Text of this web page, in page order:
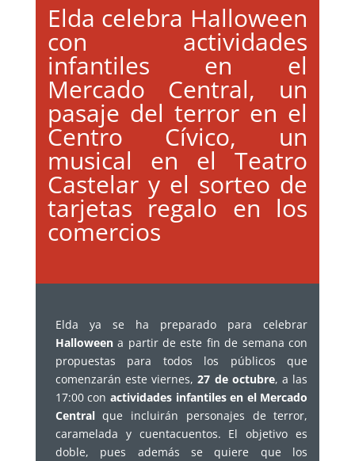
Elda celebra Halloween
con actividades
infantiles en el
Mercado Central, un
pasaje del terror en el
Centro Cívico, un
musical en el Teatro
Castelar y el sorteo de
tarjetas regalo en los
comercios
Elda ya se ha preparado para celebrar
Halloweena partir de este fin de semana con
propuestas para todos los públicos que
comenzarán este viernes,27 de octubre, a las
17:00 con actividades infantiles en el Mercado
Centralque incluirán personajes de terror,
caramelada y cuentacuentos. El objetivo es
doble, pues además se quiere que los